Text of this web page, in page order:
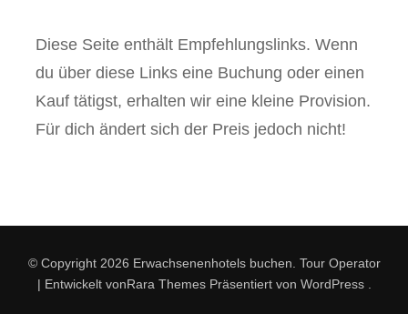
Diese Seite enthält Empfehlungslinks. Wenn
du über diese Links eine Buchung oder einen
Kauf tätigst, erhalten wir eine kleine Provision.
Für dich ändert sich der Preis jedoch nicht!
© Copyright 2026 Erwachsenenhotels buchen Tour Operator
| Entwickelt vonRara ThemesPräsentiert von WordPress.